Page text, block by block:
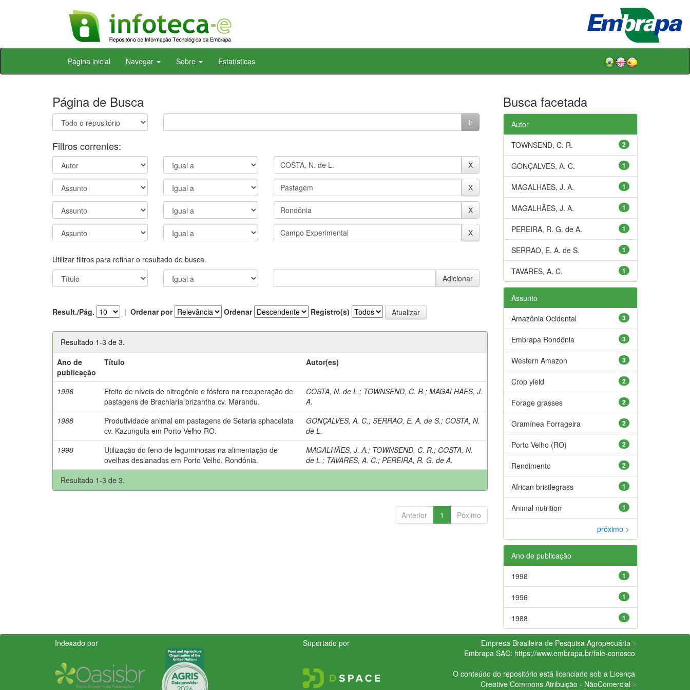
Skip
Página inicial Navegar Sobre Estatísticas
Página de Busca
Filtros correntes:
Utilizar filtros para refinar o resultado de busca.
Result./Pág. | Ordenar por Ordenar Registro(s)
Resultado 1-3 de 3.
Ano de
publicação
Título Autor(es)
1996
Efeito de níveis de nitrogênio e fósforo na recuperação de
pastagens de Brachiaria brizantha cv. Marandu.
COSTA, N. de L.; TOWNSEND, C. R.;MAGALHAES, J.
A.
1988
Produtividade animal em pastagens de Setaria sphacelata
cv. Kazungula em Porto Velho-RO.
GONÇALVES, A. C.;SERRAO, E. A. de S.; COSTA, N.
de L.
1998
Utilização do feno de leguminosas na alimentação de
ovelhas deslanadas em Porto Velho, Rondônia.
MAGALHÃES, J. A.; TOWNSEND, C. R.; COSTA, N.
de L.; TAVARES, A. C.;PEREIRA, R. G. de A.
Resultado 1-3 de 3.
Anterior 1 Póximo
Busca facetada
Autor
2
TOWNSEND, C. R.
1
GONÇALVES, A. C.
1
MAGALHAES, J. A.
1
MAGALHÃES, J. A.
1
PEREIRA, R. G. de A.
1
SERRAO, E. A. de S.
1
TAVARES, A. C.
Assunto
3
Amazônia Ocidental
3
Embrapa Rondônia
3
Western Amazon
2
Crop yield
2
Forage grasses
2
Gramínea Forrageira
2
Porto Velho (RO)
2
Rendimento
1
African bristlegrass
1
Animal nutrition
próximo >
Ano de publicação
1
1998
1
1996
1
1988
Indexado por Suportado por
Empresa Brasileira de Pesquisa Agropecuária -
Embrapa SAC: https://www.embrapa.br/fale-conosco
O conteúdo do repositório está licenciado sob a Licença
Creative CommonsAtribuição - NãoComercial -